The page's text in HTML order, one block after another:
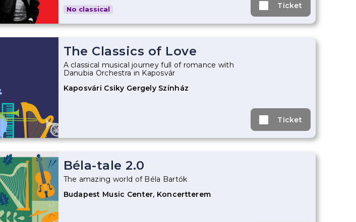
No classical Ticket
The Classics of Love
A classical musical journey full of romance with
Danubia Orchestra in Kaposvár
Kaposvári Csiky Gergely Színház
Ticket
Béla-tale 2.0
The amazing world of Béla Bartók
Budapest Music Center, Koncertterem